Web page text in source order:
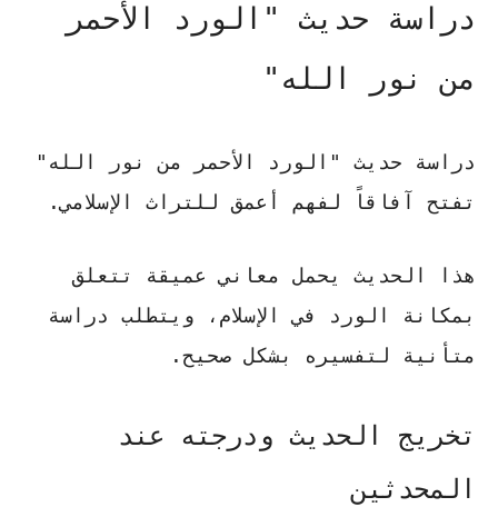
دراسة حديث "الورد الأحمر
من نور الله"
دراسة حديث "الورد الأحمر من نور الله"
تفتح آفاقاً لفهم أعمق للتراث الإسلامي.
هذا الحديث يحمل معاني عميقة تتعلق
بمكانة الورد في الإسلام، ويتطلب دراسة
متأنية لتفسيره بشكل صحيح.
تخريج الحديث ودرجته عند
المحدثين